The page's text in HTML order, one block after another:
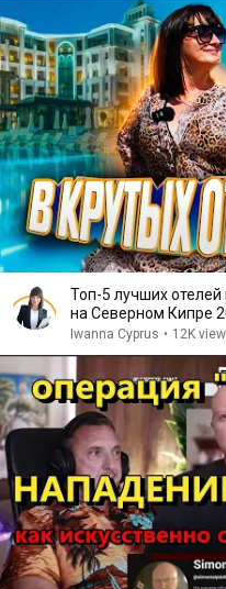
Топ-5 лучших
на Северном Кипре
Iwanna Cyprus • 12K